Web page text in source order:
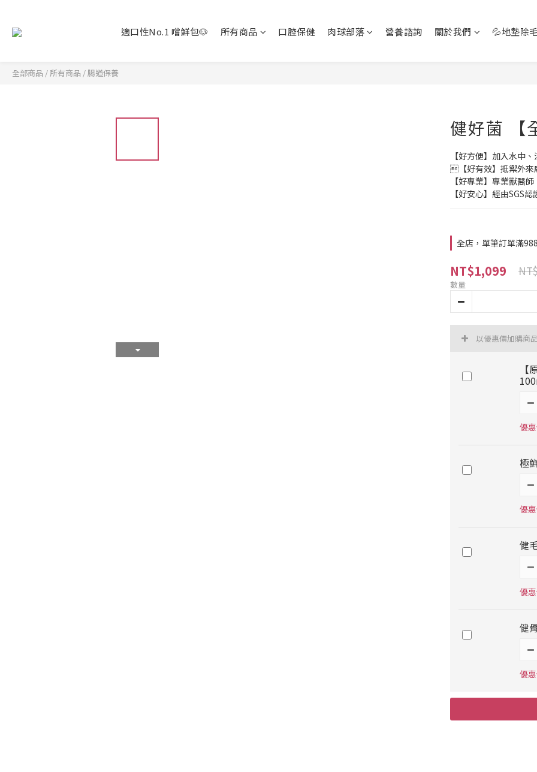
適口性No.1 嚐鮮包🐶 所有商品 口腔保健 肉球部落 營養諮詢 關於我們 💦地墊除
全部商品 / 所有商品 /腸道保養
健好菌 【
【好方便】加入水中
【好有效】抵禦外來
【好專業】專業獸醫
【好安心】經由SGS
全店，單筆訂單滿
NT$1,099
數量
以優惠價加購商
優
極
優
健
優
健
優